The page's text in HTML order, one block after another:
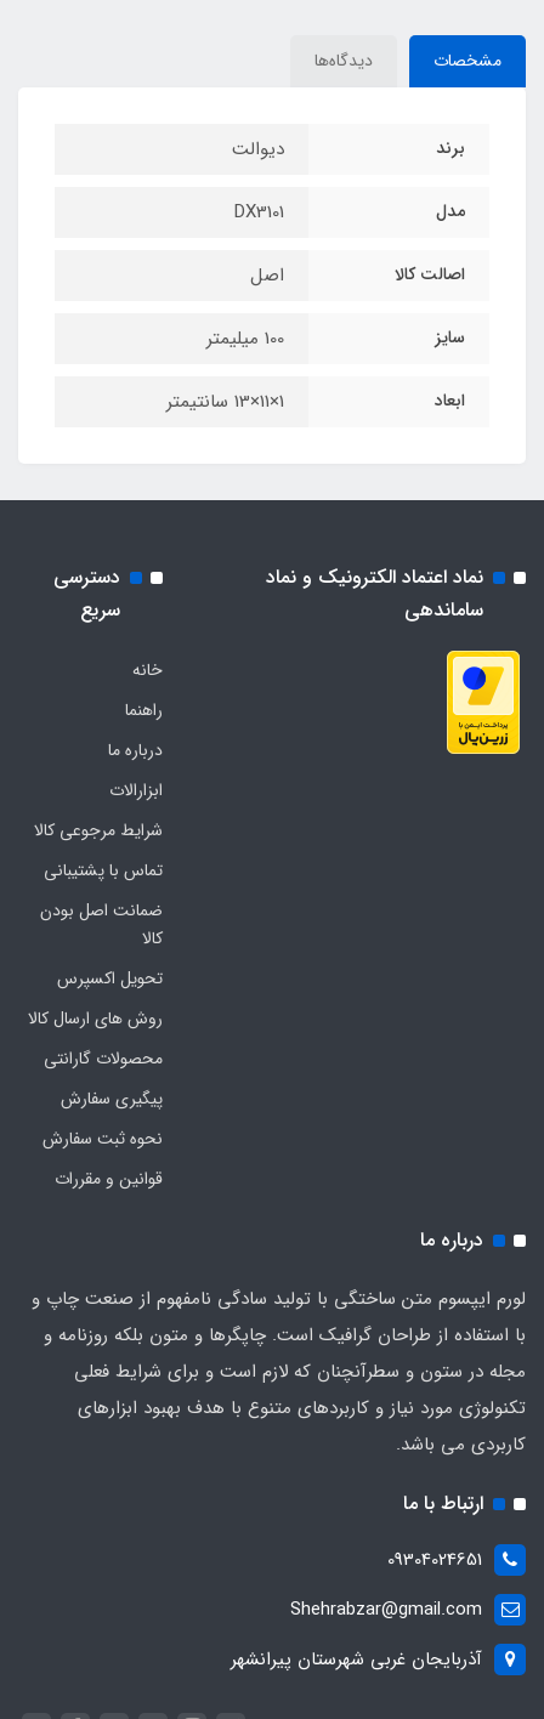
مشخصات دیدگاه‌ها
برند دیوالت
مدل DX3101
اصالت کالا اصل
سایز 100 میلیمتر
ابعاد 1×11×13 سانتیمتر
نماد اعتماد الکترونیک و نماد
ساماندهی
دسترسی
سریع
خانه
راهنما
درباره ما
ابزارالات
شرایط مرجوعی کالا
تماس با پشتیبانی
ضمانت اصل بودن
کالا
تحویل اکسپرس
روش های ارسال کالا
محصولات گارانتی
پیگیری سفارش
نحوه ثبت سفارش
قوانین و مقررات
درباره ما
لورم ایپسوم متن ساختگی با تولید سادگی نامفهوم از صنعت چاپ و
با استفاده از طراحان گرافیک است. چاپگرها و متون بلکه روزنامه و
مجله در ستون و سطرآنچنان که لازم است و برای شرایط فعلی
تکنولوژی مورد نیاز و کاربردهای متنوع با هدف بهبود ابزارهای
کاربردی می باشد.
ارتباط با ما
09304024651
Shehrabzar@gmail.com
آذربایجان غربی شهرستان پیرانشهر